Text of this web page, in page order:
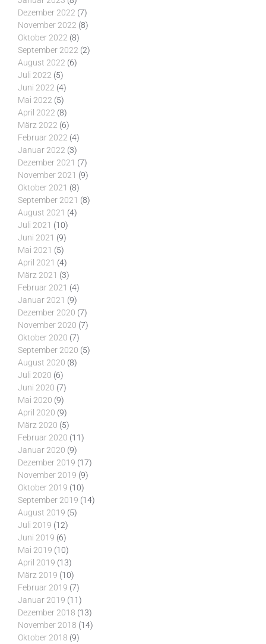
Dezember 2022 (7)
November 2022 (8)
Oktober 2022 (8)
September 2022 (2)
August 2022 (6)
Juli 2022 (5)
Juni 2022 (4)
Mai 2022 (5)
April 2022 (8)
März 2022 (6)
Februar 2022 (4)
Januar 2022 (3)
Dezember 2021 (7)
November 2021 (9)
Oktober 2021 (8)
September 2021 (8)
August 2021 (4)
Juli 2021 (10)
Juni 2021 (9)
Mai 2021 (5)
April 2021 (4)
März 2021 (3)
Februar 2021 (4)
Januar 2021 (9)
Dezember 2020 (7)
November 2020 (7)
Oktober 2020 (7)
September 2020 (5)
August 2020 (8)
Juli 2020 (6)
Juni 2020 (7)
Mai 2020 (9)
April 2020 (9)
März 2020 (5)
Februar 2020 (11)
Januar 2020 (9)
Dezember 2019 (17)
November 2019 (9)
Oktober 2019 (10)
September 2019 (14)
August 2019 (5)
Juli 2019 (12)
Juni 2019 (6)
Mai 2019 (10)
April 2019 (13)
März 2019 (10)
Februar 2019 (7)
Januar 2019 (11)
Dezember 2018 (13)
November 2018 (14)
Oktober 2018 (9)